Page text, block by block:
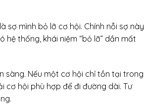
sợ mình bỏ lỡ cơ hội. Chính nỗi sợ này
hệ thống, khái niệm “bỏ lỡ” dần mất
sàng. Nếu một cơ hội chỉ tồn tại trong
cơ hội phù hợp để đi đường dài. Tư